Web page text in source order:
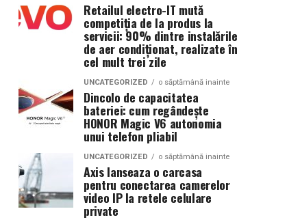
Retailul electro-IT mută
competiția de la produs la
servicii: 90% dintre instalările
de aer condiționat, realizate în
cel mult trei zile
UNCATEGORIZED o săptămână inainte
Dincolo de capacitatea
bateriei: cum regândește
HONOR Magic V6 autonomia
unui telefon pliabil
UNCATEGORIZED o săptămână inainte
Axis lanseaza o carcasa
pentru conectarea camerelor
video IP la retele celulare
private